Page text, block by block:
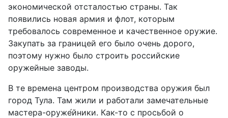
экономической отсталостью страны. Так
появились новая армия и флот, которым
требовалось современное и качественное оружие.
Закупать за границей его было очень дорого,
поэтому нужно было строить российские
оружейные заводы.
В те времена центром производства оружия был
город Тула. Там жили и работали замечательные
мастера-оруже́йники. Как-то с просьбой о